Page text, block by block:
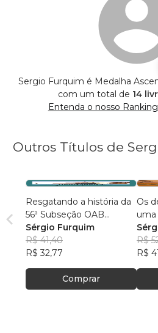
Sergio Furquim é Medalha
com um total de 14
Entenda o nosso
Outros Títulos de
Resgatando a história da
56ª Subseção OAB
Camanducaia–MG.
Sérgio Furquim
R$ 41,40
R$ 32,77
Comprar
Os
uma
R$
R$